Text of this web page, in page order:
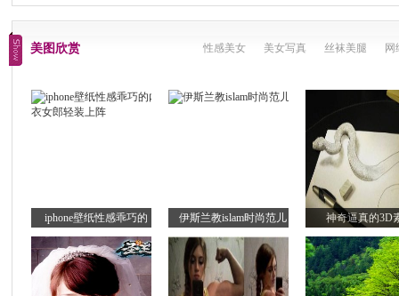
美图欣赏 性感美女 美女写真 丝袜美腿 网
iphone壁纸性感乖巧的 伊斯兰教islam时尚范儿 神奇逼真的3D